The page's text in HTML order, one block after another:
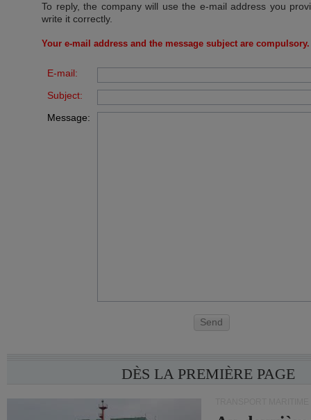
To reply, the company will use the e-mail address you
write it correctly.
Your e-mail address and the message subject are compulsory.
E-mail:
Subject:
Message:
Send
DÈS LA PREMIÈRE PAGE